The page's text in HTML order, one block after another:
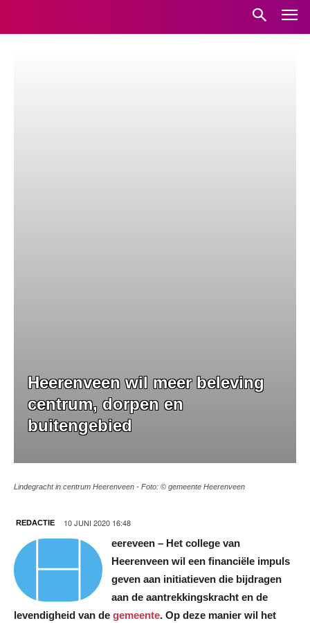
Heerenveen wil meer beleving
centrum, dorpen en
buitengebied
Lindegracht in centrum Heerenveen - Foto: © gemeente Heerenveen
REDACTIE 10 JUNI 2020 16:48
H
eereveen – Het college van
Heerenveen wil een financiële impuls
geven aan initiatieven die bijdragen
aan de aantrekkingskracht en de
levendigheid van de gemeente. Op deze manier wil het